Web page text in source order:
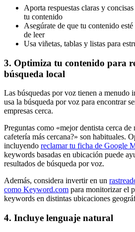
Aporta respuestas claras y
tu contenido
Asegúrate de que tu contenido
de leer
Usa viñetas, tablas y listas para
3. Optimiza tu contenido para
búsqueda local
Las búsquedas por voz tienen a menudo
usa la búsqueda por voz para encontrar
empresas cerca.
Preguntas como «mejor dentista cerca de
cafetería más cercana?» son habituales.
incluyendo reclamar tu ficha de Google
keywords basadas en ubicación puede
resultados de búsqueda por voz.
Además, considera invertir en un
como Keyword.com para monitorizar el
keywords en distintas ubicaciones
4. Incluye lenguaje natural